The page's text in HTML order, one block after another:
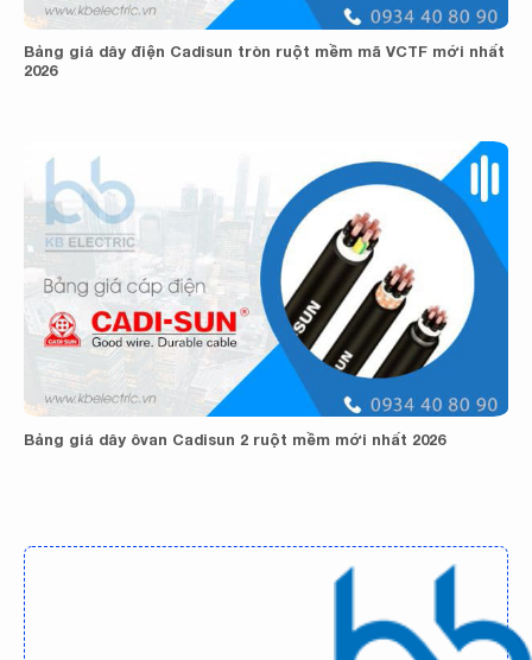
Bảng giá dây điện Cadisun tròn ruột mềm mã VCTF mới nhất
2026
Bảng giá dây ôvan Cadisun 2 ruột mềm mới nhất 2026